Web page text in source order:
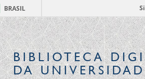
BRASIL
BIBLIOTECA
DA